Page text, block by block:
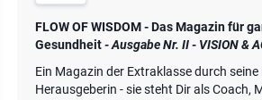
FLOW OF WISDOM - Das Magazin für
Gesundheit- Ausgabe Nr. II - VISION &
Ein Magazin der Extraklasse durch seine
Herausgeberin - sie steht Dir als Coach,